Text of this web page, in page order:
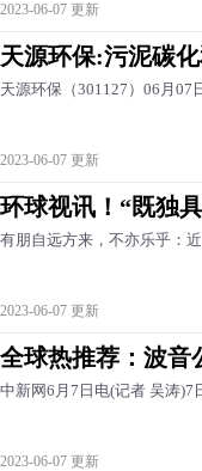
2023-06-07 更新
天源环保:污泥碳
天源环保（301127）06月
2023-06-07 更新
环球视讯！“既独
有朋自远方来，不亦乐乎：
2023-06-07 更新
全球热推荐：波音
中新网6月7日电(记者 吴涛
2023-06-07 更新